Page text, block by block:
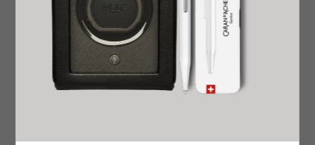
valeur l’esthétique raffinée de la collection Jazzmaster
grâce à son cadran noir brossé soleillé, subtilement ajouré
pour révéler le mouvement automatique H‑10. Cette
ouverture signature offre un aperçu captivant du cœur
mécanique de la montre, tout en conservant une silhouette